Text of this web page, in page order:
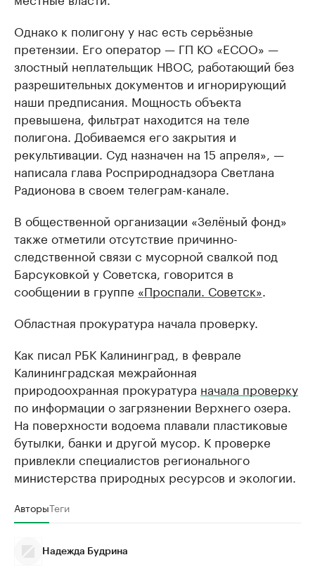
Однако к полигону у нас есть серьёзные
претензии. Его оператор — ГП КО «ЕСОО» —
злостный неплательщик НВОС, работающий без
разрешительных документов и игнорирующий
наши предписания. Мощность объекта
превышена, фильтрат находится на теле
полигона. Добиваемся его закрытия и
рекультивации. Суд назначен на 15 апреля», —
написала глава Росприроднадзора Светлана
Радионова в своем телеграм-канале.
В общественной организации «Зелёный фонд»
также отметили отсутствие причинно-
следственной связи с мусорной свалкой под
Барсуковкой у Советска, говорится в
сообщении в группе «Проспали. Советск»
Областная прокуратура начала проверку.
Как писал РБК Калининград, в феврале
Калининградская межрайонная
природоохранная прокуратура начала проверку
по информации о загрязнении Верхнего озера.
На поверхности водоема плавали пластиковые
бутылки, банки и другой мусор. К проверке
привлекли специалистов регионального
министерства природных ресурсов и экологии.
АвторыТеги
Надежда Будрина